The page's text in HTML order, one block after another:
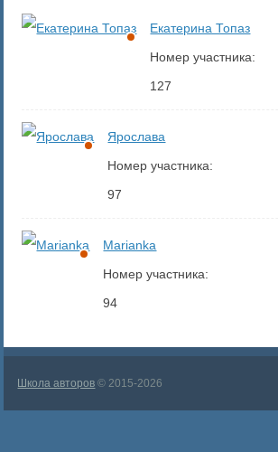
Екатерина Топаз
Номер участника:
127
Ярослава
Номер участника:
97
Marianka
Номер участника:
94
Школа авторов © 2015-2026